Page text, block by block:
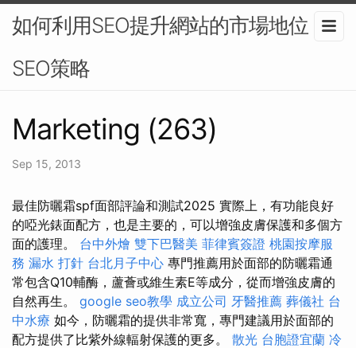
如何利用SEO提升網站的市場地位？-
SEO策略
Marketing (263)
Sep 15, 2013
最佳防曬霜spf面部評論和測試2025 實際上，有功能良好
的啞光錶面配方，也是主要的，可以增強皮膚保護和多個方
面的護理。 台中外燴 雙下巴醫美 菲律賓簽證 桃園按摩服
務 漏水 打針 台北月子中心 專門推薦用於面部的防曬霜通
常包含Q10輔酶，蘆薈或維生素E等成分，從而增強皮膚的
自然再生。 google seo教學 成立公司 牙醫推薦 葬儀社 台
中水療 如今，防曬霜的提供非常寬，專門建議用於面部的
配方提供了比紫外線輻射保護的更多。 散光 台胞證宜蘭 冷